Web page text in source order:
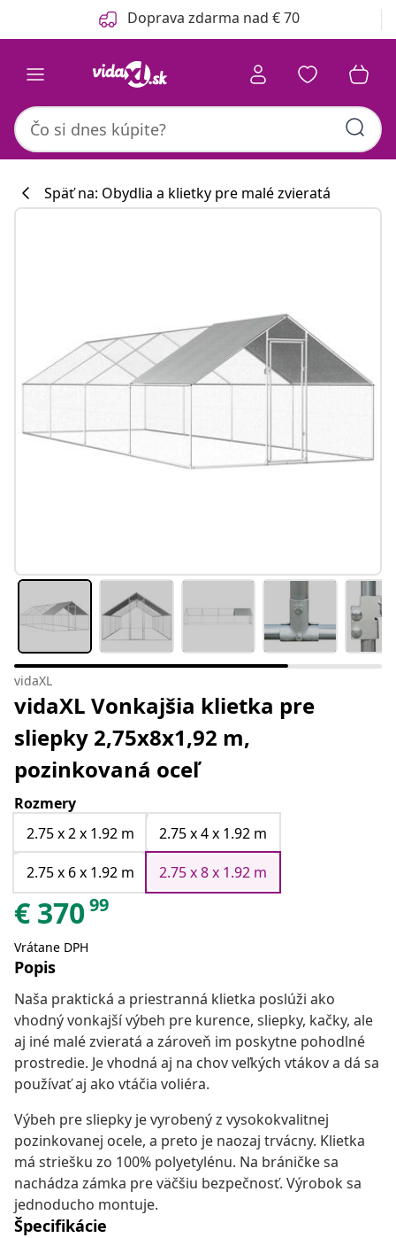
Predchádzajúce Doprava zdarma nad € 70
Späť na: Obydlia a klietky pre malé zvieratá
vidaXL
vidaXL Vonkajšia klietka pre
sliepky 2,75x8x1,92 m,
pozinkovaná oceľ
Rozmery
2.75 x 2 x 1.92 m
2.75 x 4 x 1.92 m
2.75 x 6 x 1.92 m
2.75 x 8 x 1.92 m
€ 37099
Vrátane DPH
Popis
Naša praktická a priestranná klietka poslúži ako
vhodný vonkajší výbeh pre kurence, sliepky, kačky, ale
aj iné malé zvieratá a zároveň im poskytne pohodlné
prostredie. Je vhodná aj na chov veľkých vtákov a dá sa
používať aj ako vtáčia voliéra.
Výbeh pre sliepky je vyrobený z vysokokvalitnej
pozinkovanej ocele, a preto je naozaj trvácny. Klietka
má striešku zo 100% polyetylénu. Na bráničke sa
nachádza zámka pre väčšiu bezpečnosť. Výrobok sa
jednoducho montuje.
Špecifikácie